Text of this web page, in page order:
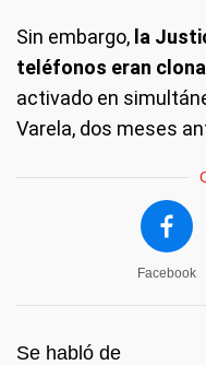
Sin embargo, la
teléfonos eran
activado en
Varela, dos meses
Facebook
Se habló de